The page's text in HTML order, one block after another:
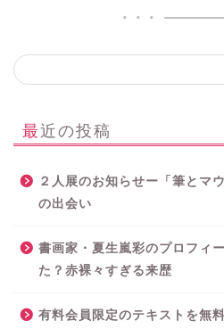
最近の投稿
２人展のお知らせー「筆とマ
の出会い
書画家・夏生嵐彩のプロフィ
た？赤裸々すぎる来歴
有料会員限定のテキストを無